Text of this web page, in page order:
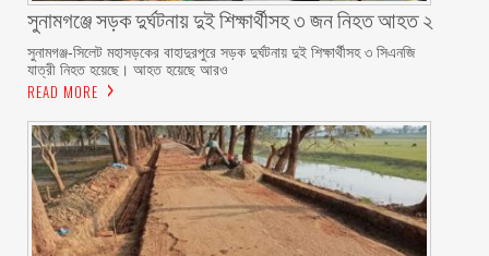
সুনামগঞ্জে সড়ক দুর্ঘটনায় দুই শিক্ষার্থীসহ ৩ জন নিহত আহত ২
সুনামগঞ্জ-সিলেট মহাসড়কের বাহাদুরপুরে সড়ক দুর্ঘটনায় দুই শিক্ষার্থীসহ ৩ সিএনজি
যাত্রী নিহত হয়েছে। আহত হয়েছে আরও
READ MORE